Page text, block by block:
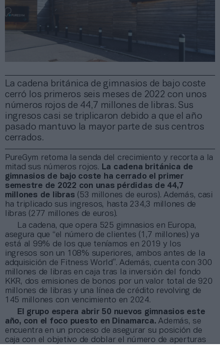
La cadena británica de gimnasios de bajo coste
cerró los primeros seis meses de 2022 con unos
números rojos de 44,7 millones de libras. Sus
ingresos casi se triplicaron debido a que el año
pasado mantuvo la mayor parte de sus centros
cerrados.
PureGym retoma la senda del crecimiento y recorta a la
mitad sus números rojos. La cadena británica de
gimnasios de bajo coste ha cerrado el primer
semestre de 2022 con unas pérdidas de 44,7
millones de libras (53 millones de euros). Además, casi
ha triplicado sus ingresos, hasta 234,3 millones de
libras (277 millones de euros).
La cadena, que opera 525 gimnasios en Europa,
asegura que “el número de clientes (1,7 millones) ya
está al 99% de los que teníamos en 2019 y los
ingresos son un 108% superiores, ambos antes de la
adquisición de Fitness World”. Además, cuenta con 300
millones de libras en caja tras la inversión del fondo
KKR, dos emisiones de bonos por un valor total de 920
millones de libras y una línea de crédito revolving de
145 millones con vencimiento en 2024.
El grupo espera abrir 50 nuevos gimnasios este
año, con el foco puesto en Dinamarca. Además, se
encuentra en un proceso de asegurar su posición de
caja con el objetivo de doblar el número de aperturas